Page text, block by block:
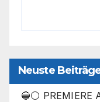
Neuste
🔵⚪ PREMIERE